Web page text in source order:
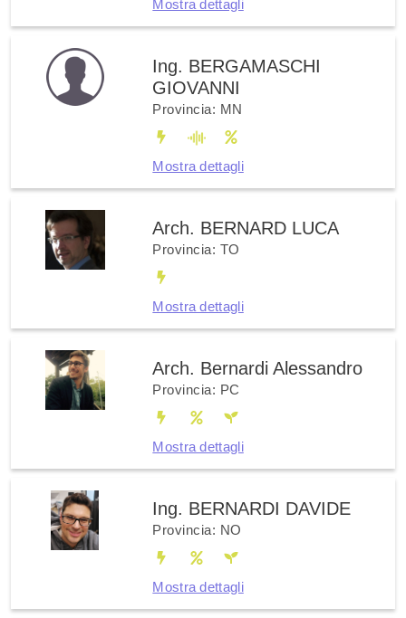
Mostra dettagli
Ing. BERGAMASCHI
GIOVANNI
Provincia: MN
Mostra dettagli
Arch. BERNARD LUCA
Provincia: TO
Mostra dettagli
Arch. Bernardi Alessandro
Provincia: PC
Mostra dettagli
Ing. BERNARDI DAVIDE
Provincia: NO
Mostra dettagli